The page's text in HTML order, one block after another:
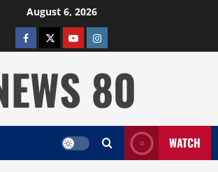
August 6, 2026
facebooktwitterYOUTUBE
instagram
80
WATCH